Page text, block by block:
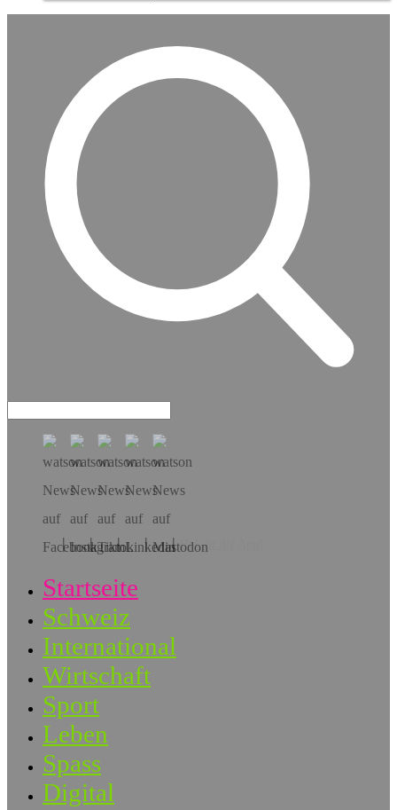
Hol dir die App!
Startseite
Schweiz
International
Wirtschaft
Sport
Leben
Spass
Digital